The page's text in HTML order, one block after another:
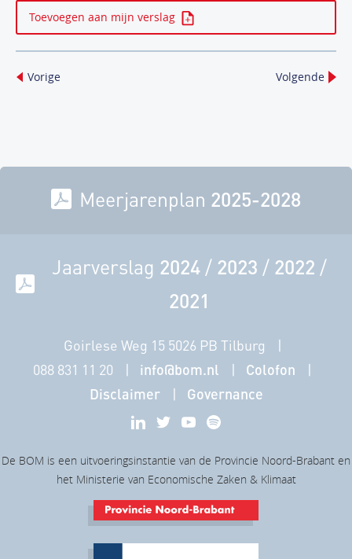
Toevoegen aan mijn verslag
Vorige Volgende
Meerjarenplan 2025-2028
Jaarverslag 2024/ 2023 / 2022 /
2021
Goirlese Weg 15 5026 PB Tilburg
088 831 11 20
info@bom.nl
Colofon
Disclaimer
Governance
De BOM is een uitvoeringsinstantie van de Provincie Noord-Brabant en
het Ministerie van Economische Zaken & Klimaat